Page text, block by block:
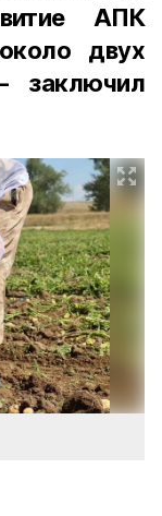
АПК
двух
заключил